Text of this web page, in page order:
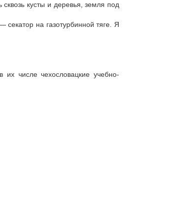
кусты и деревья, земля под
на газотурбинной тяге. Я
числе чехословацкие учебно-